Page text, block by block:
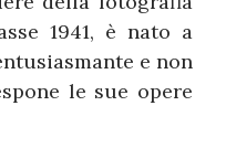
1941, è nato a
e non
le sue opere